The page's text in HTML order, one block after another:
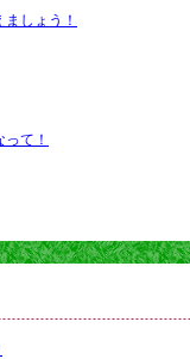
しょう！
て！